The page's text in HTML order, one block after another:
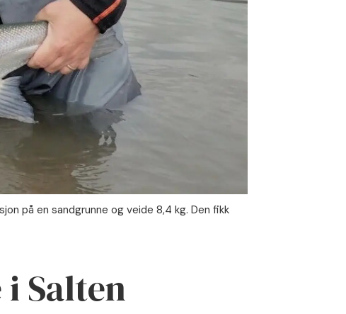
på en sandgrunne og veide 8,4 kg. Den fikk
Salten